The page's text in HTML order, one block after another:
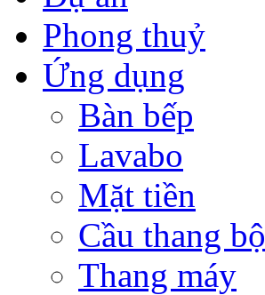
Phong thuỷ
Ứng dụng
Bàn bếp
Lavabo
Mặt tiền
Cầu thang bộ
Thang máy